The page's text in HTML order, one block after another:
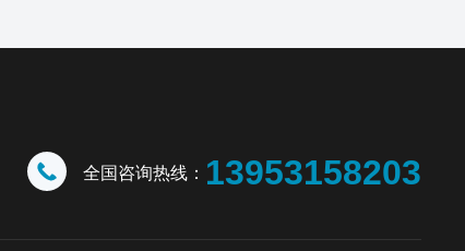
全国咨询热线： 13953158203